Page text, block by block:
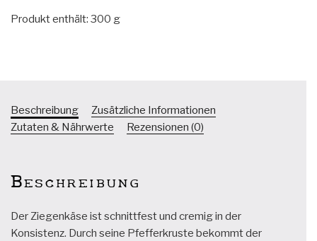
Produkt enthält: 300 g
Beschreibung
Zusätzliche Informationen
Zutaten & Nährwerte
Rezensionen (0)
Beschreibung
Der Ziegenkäse ist schnittfest und cremig in der
Konsistenz. Durch seine Pfefferkruste bekommt der